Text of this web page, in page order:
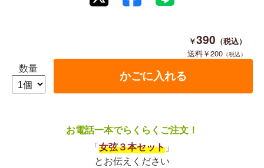
390
200
数量
お電話一本でらくらくご注文！
「女弦３本セット 」
とお伝えください